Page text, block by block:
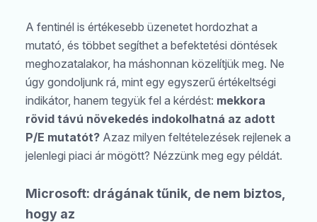
A fentinél is értékesebb üzenetet hordozhat a
mutató, és többet segíthet a befektetési döntések
meghozatalakor, ha máshonnan közelítjük meg. Ne
úgy gondoljunk rá, mint egy egyszerű értékeltségi
indikátor, hanem tegyük fel a kérdést: mekkora
rövid távú növekedés indokolhatná az adott
P/E mutatót? Azaz milyen feltételezések rejlenek a
jelenlegi piaci ár mögött? Nézzünk meg egy példát.
Microsoft: drágának tűnik, de nem biztos,
hogy az